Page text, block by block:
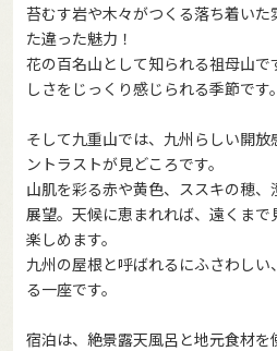
苔むす岩や木々がつくる落ち着い
た違った魅力！
花の百名山として知られる祖母山
しさをじっくり感じられる季節です。
そして九重山では、九州らしい開
ントラストが見どころです。
山肌を彩る赤や黄色、ススキの穂
展望。天候に恵まれれば、遠くま
楽しめます。
九州の屋根と呼ばれるにふさわし
る一座です。
宿泊は、絶景露天風呂と地元食材